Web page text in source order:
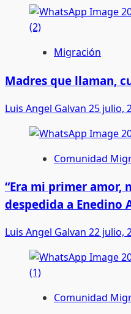
Migración
Madres que llaman,
Luis Angel Galvan 25 julio,
Comunidad
“Era mi primer amor,
despedida a Enedino
Luis Angel Galvan 22 julio,
Comunidad